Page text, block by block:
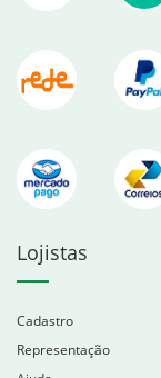
Lojistas
Cadastro
Representação